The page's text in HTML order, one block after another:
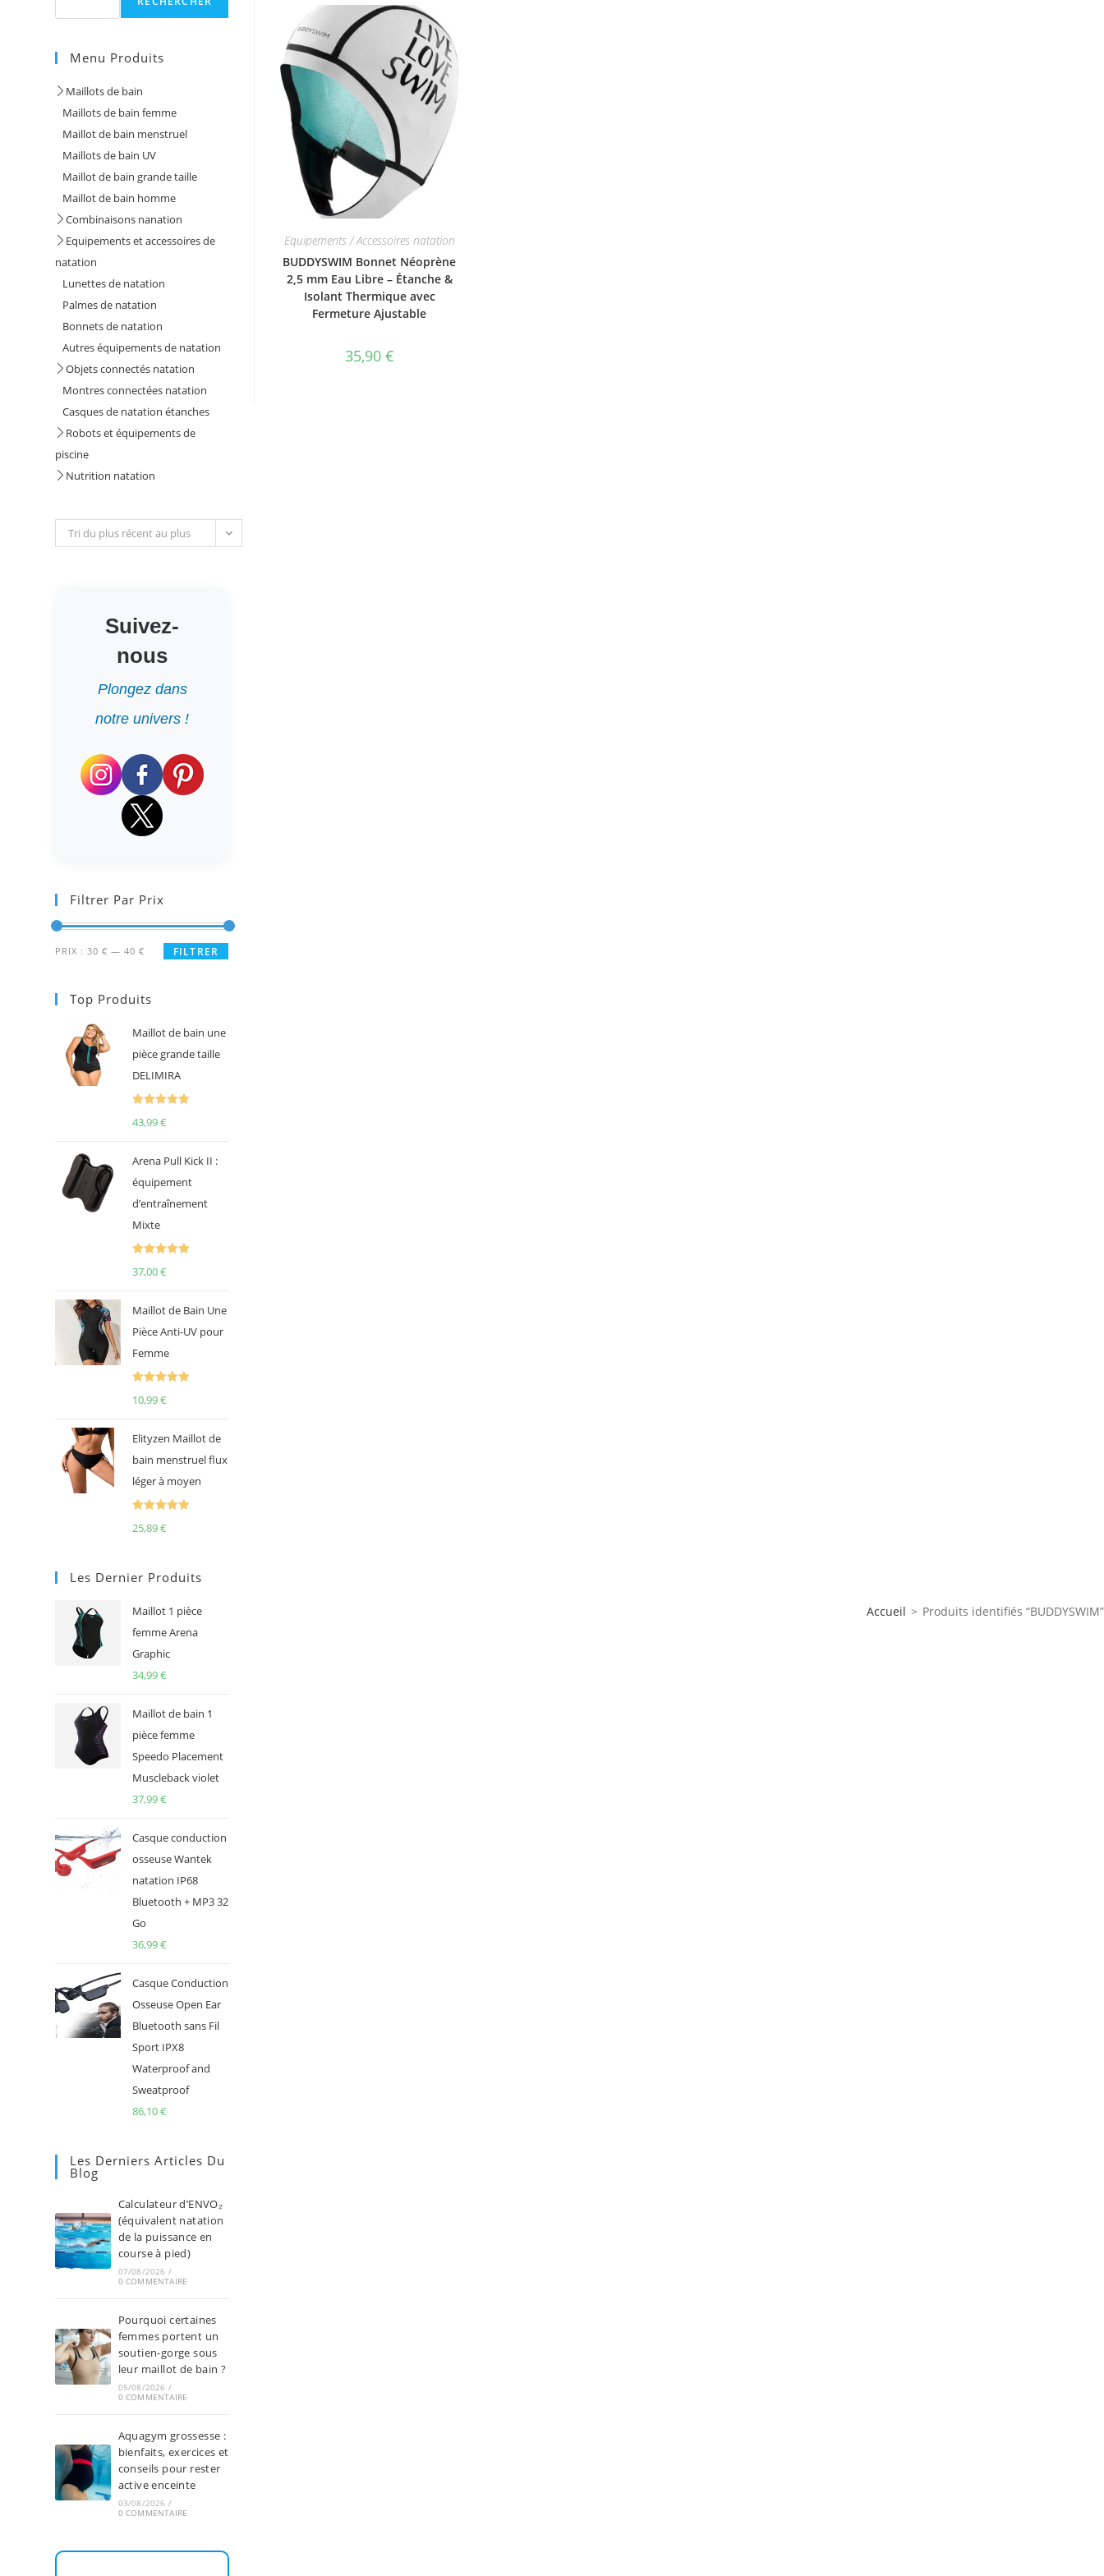
Equipements / Accessoires natation
BUDDYSWIM Bonnet Néoprène
2,5 mm Eau Libre – Étanche &
Isolant Thermique avec
Fermeture Ajustable
35,90 €
Accueil > Produits identifiés “BUDDYSWIM”
Menu Produits
Maillots de bain
Maillots de bain femme
Maillot de bain menstruel
Maillots de bain UV
Maillot de bain grande taille
Maillot de bain homme
Combinaisons nanation
Equipements et accessoires de
natation
Lunettes de natation
Palmes de natation
Bonnets de natation
Autres équipements de natation
Objets connectés natation
Montres connectées natation
Casques de natation étanches
Robots et équipements de
piscine
Nutrition natation
Tri du plus récent au plus
Suivez-
nous
Plongez dans
notre univers !
Filtrer Par Prix
Prix
Prix
FILTRER
PRIX : 30 € —40 €
Top Produits
Maillot de bain une
pièce grande taille
DELIMIRA
43,99€
Arena Pull Kick II :
équipement
d’entraînement
Mixte
37,00€
Maillot de Bain Une
Pièce Anti-UV pour
Femme
10,99€
Elityzen Maillot de
bain menstruel flux
léger à moyen
25,89€
Les Dernier Produits
Maillot 1 pièce
femme Arena
Graphic
34,99€
Maillot de bain 1
pièce femme
Speedo Placement
Muscleback violet
37,99€
Casque conduction
osseuse Wantek
natation IP68
Bluetooth + MP3 32
Go
36,99€
Casque Conduction
Osseuse Open Ear
Bluetooth sans Fil
Sport IPX8
Waterproof and
Sweatproof
86,10€
Les Derniers Articles Du
Blog
Calculateur d’ENVO₂
(équivalent natation
de la puissance en
course à pied)
07/08/2026 /
0 COMMENTAIRE
Pourquoi certaines
femmes portent un
soutien-gorge sous
leur maillot de bain ?
05/08/2026 /
0 COMMENTAIRE
Aquagym grossesse :
bienfaits, exercices et
conseils pour rester
active enceinte
03/08/2026 /
0 COMMENTAIRE